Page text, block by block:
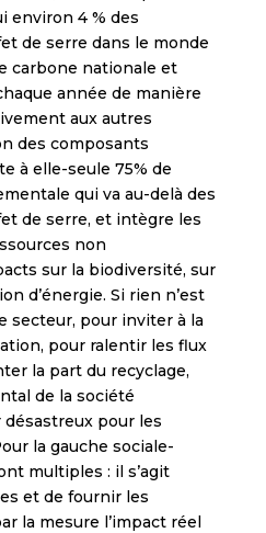
environ 4 % des
de serre dans le monde
carbone nationale et
année de manière
aux autres
des composants
à elle-seule 75% de
qui va au-delà des
de serre, et intègre les
non
sur la biodiversité, sur
d’énergie. Si rien n’est
secteur, pour inviter à la
pour ralentir les flux
la part du recyclage,
de la société
désastreux pour les
la gauche sociale-
multiples : il s’agit
et de fournir les
la mesure l’impact réel